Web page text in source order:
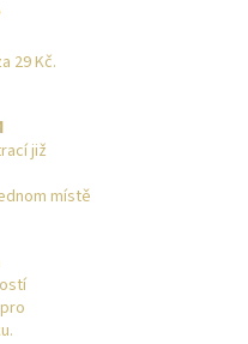
29 Kč.
již
místě